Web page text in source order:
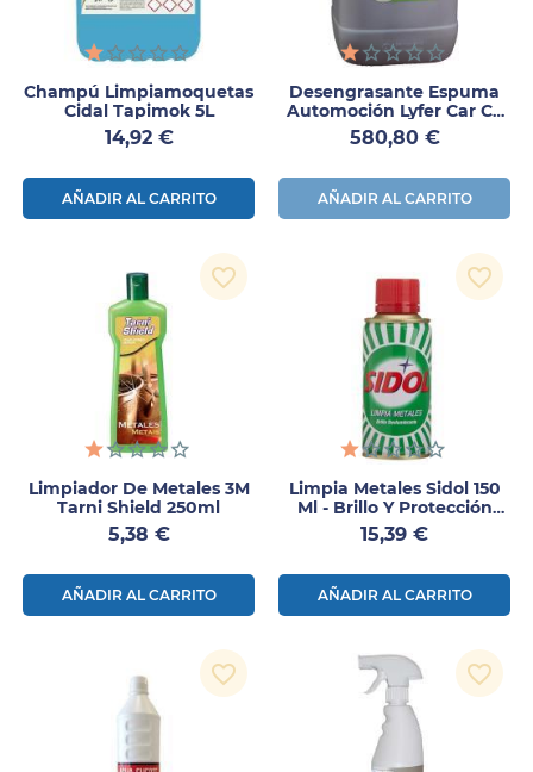
Champú Limpiamoquetas
Cidal Tapimok 5L
Precio
14,92 €
AÑADIR AL CARRITO
Desengrasante Espuma
Automoción Lyfer Car C9
200Kg
Precio
580,80 €
AÑADIR AL CARRITO
Limpiador De Metales 3M
Tarni Shield 250ml
Precio
5,38 €
AÑADIR AL CARRITO
favorite_border
Limpia Metales Sidol 150
Ml - Brillo Y Protección
Para Superficies Metálicas
Precio
15,39 €
AÑADIR AL CARRITO
favorite_border
favorite_border favorite_border